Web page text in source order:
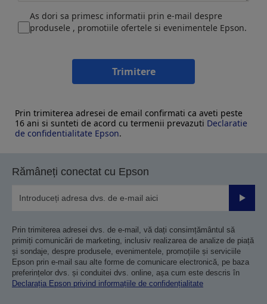
As dori sa primesc informatii prin e-mail despre
produsele , promotiile ofertele si evenimentele Epson.
Trimitere
Prin trimiterea adresei de email confirmati ca aveti peste
16 ani si sunteti de acord cu termenii prevazuti Declaratie
de confidentialitate Epson.
Rămâneți conectat cu Epson
Prin trimiterea adresei dvs. de e-mail, vă dați consimțământul să
primiți comunicări de marketing, inclusiv realizarea de analize de piață
și sondaje, despre produsele, evenimentele, promoțiile și serviciile
Epson prin e-mail sau alte forme de comunicare electronică, pe baza
preferințelor dvs. și conduitei dvs. online, așa cum este descris în
Declarația Epson privind informațiile de confidențialitate